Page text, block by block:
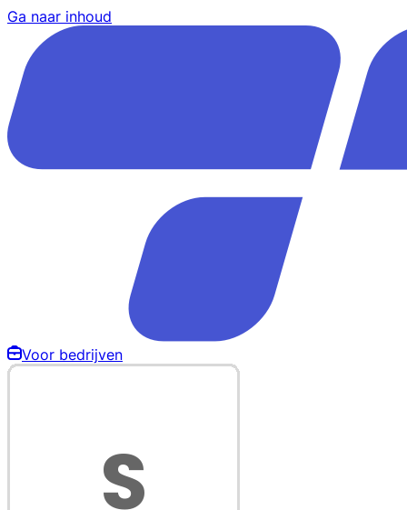
Ga naar inhoud
Voor bedrijven